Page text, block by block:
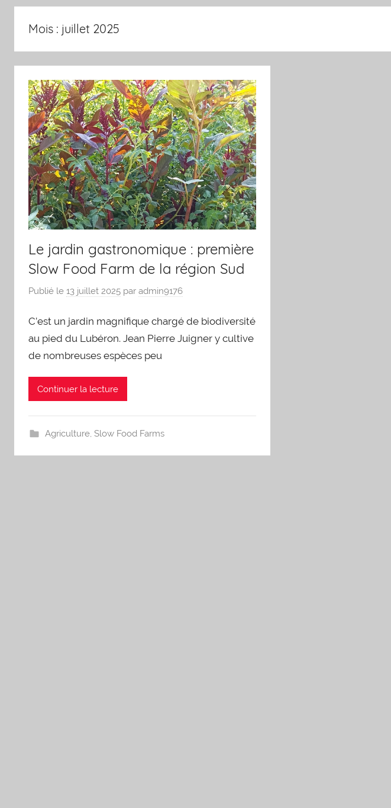
Mois : juillet 2025
Le jardin gastronomique : première
Slow Food Farm de la région Sud
Publié le 13 juillet 2025 par admin9176
C’est un jardin magnifique chargé de biodiversité
au pied du Lubéron. Jean Pierre Juigner y cultive
de nombreuses espèces peu
Continuer la lecture
Agriculture, Slow Food Farms